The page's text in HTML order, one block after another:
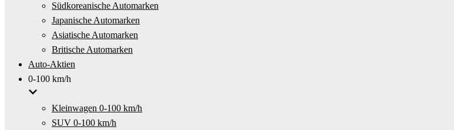
Südkoreanische Automarken
Japanische Automarken
Asiatische Automarken
Britische Automarken
Auto-Aktien
0-100 km/h
Kleinwagen 0-100 km/h
SUV 0-100 km/h